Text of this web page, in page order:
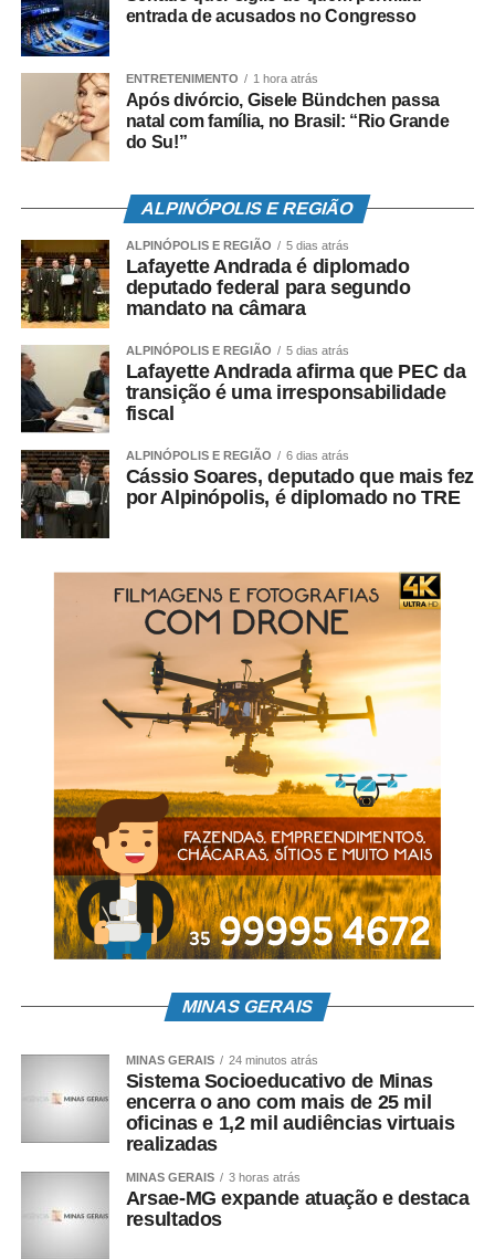
entrada de acusados no Congresso
ENTRETENIMENTO 1 hora atrás
Após divórcio, Gisele Bündchen passa
natal com família, no Brasil: “Rio Grande
do Su!”
ALPINÓPOLIS E REGIÃO
ALPINÓPOLIS E REGIÃO 5 dias atrás
Lafayette Andrada é diplomado
deputado federal para segundo
mandato na câmara
ALPINÓPOLIS E REGIÃO 5 dias atrás
Lafayette Andrada afirma que PEC da
transição é uma irresponsabilidade
fiscal
ALPINÓPOLIS E REGIÃO 6 dias atrás
Cássio Soares, deputado que mais fez
por Alpinópolis, é diplomado no TRE
MINAS GERAIS
MINAS GERAIS 24 minutos atrás
Sistema Socioeducativo de Minas
encerra o ano com mais de 25 mil
oficinas e 1,2 mil audiências virtuais
realizadas
MINAS GERAIS 3 horas atrás
Arsae-MG expande atuação e destaca
resultados